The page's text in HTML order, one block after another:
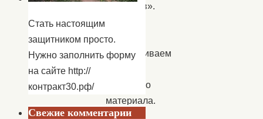
мастеров».
поделки
изготавливаем
бросового
материала.
Стать настоящим
защитником просто.
Нужно заполнить форму
на сайте http://
контракт30.рф/
Свежие комментарии